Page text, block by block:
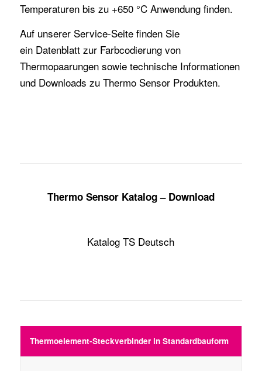
Temperaturen bis zu +650 °C Anwendung finden.
Auf unserer Service-Seite finden Sie
ein Datenblatt zur Farbcodierung von
Thermopaarungensowie technische Informationen
und Downloads zu Thermo Sensor Produkten.
Thermo Sensor Katalog – Download
Katalog TS Deutsch
Thermoelement-Steckverbinder in Standardbauform